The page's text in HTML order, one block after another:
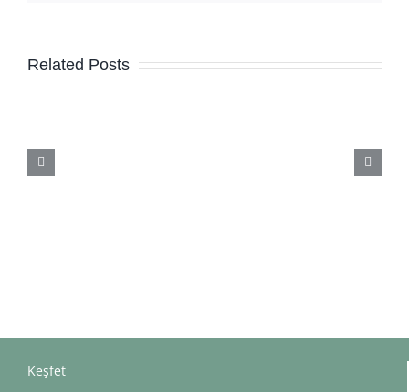
Related Posts
Keşfet